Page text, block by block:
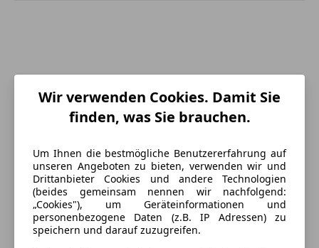
Wir verwenden Cookies. Damit Sie
finden, was Sie brauchen.
Um Ihnen die bestmögliche Benutzererfahrung auf
unseren Angeboten zu bieten, verwenden wir und
Drittanbieter Cookies und andere Technologien
(beides gemeinsam nennen wir nachfolgend:
„Cookies"), um Geräteinformationen und
personenbezogene Daten (z.B. IP Adressen) zu
speichern und darauf zuzugreifen.